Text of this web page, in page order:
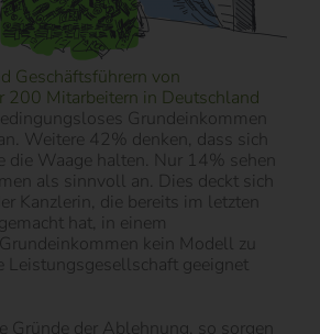
Geschäftsführern von
200 Mitarbeitern in Deutschland
Grundeinkommen
Weitere 42% denken, dass sich
Waage halten. Nur 14% sehen
als sinnvoll an. Dies deckt sich
Kanzlerin, die bereits im letzten
hat, in einem
kein Modell zu
Leistungsgesellschaft geeignet
Gründe der Ablehnung, so sorgen